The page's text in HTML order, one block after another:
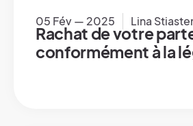
05 Fév — 2025 Lina
Rachat de votre
conformément à la